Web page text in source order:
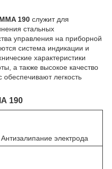
190 служит для
стальных
управления на приборной
система индикации и
характеристики
а также высокое качество
легкость
190
Антизалипание электрода